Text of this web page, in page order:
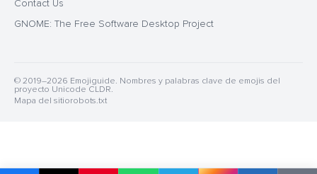
Contact Us
GNOME: The Free Software Desktop Project
© 2019–2026 Emojiguide. Nombres y palabras clave de emojis del
proyecto Unicode CLDR.
Mapa del sitiorobots.txt